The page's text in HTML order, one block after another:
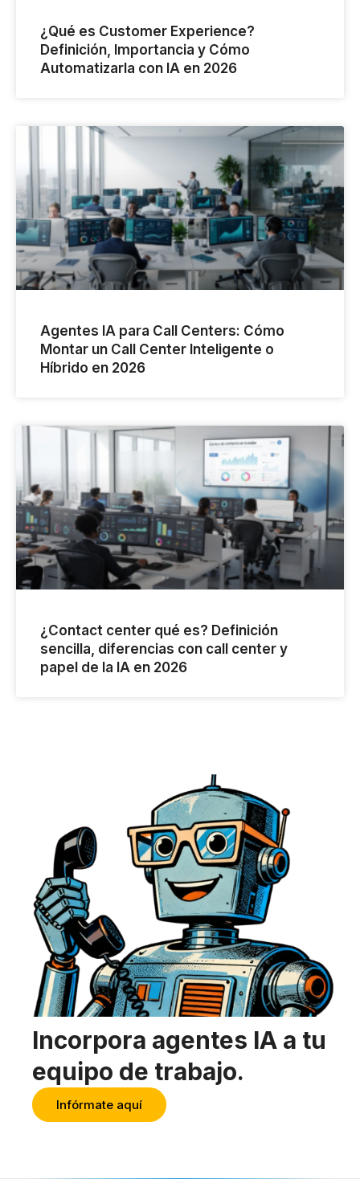
¿Qué es Customer Experience?
Definición, Importancia y Cómo
Automatizarla con IA en 2026
Agentes IA para Call Centers: Cómo
Montar un Call Center Inteligente o
Híbrido en 2026
¿Contact center qué es? Definición
sencilla, diferencias con call center y
papel de la IA en 2026
Incorpora agentes IA a tu
equipo de trabajo.
Infórmate aquí